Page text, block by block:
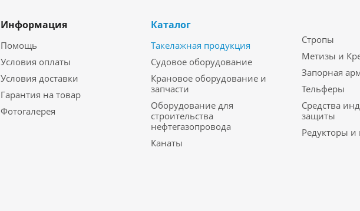
Информация
Помощь
Условия оплаты
Условия доставки
Гарантия на товар
Фотогалерея
Каталог
Такелажная продукция
Судовое оборудование
Крановое оборудование и
запчасти
Оборудование для
строительства
нефтегазопровода
Канаты
Стропы
Метизы и
Запорная
Тельферы
Средства
защиты
Редукторы и